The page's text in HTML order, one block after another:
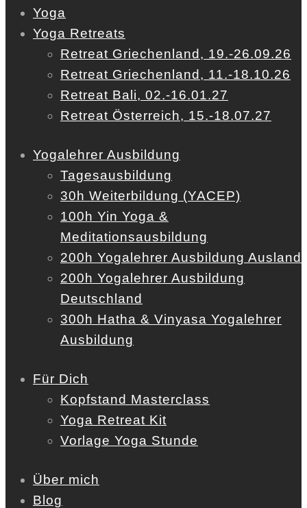
Yoga
Yoga Retreats
Retreat Griechenland, 19.-26.09.26
Retreat Griechenland, 11.-18.10.26
Retreat Bali, 02.-16.01.27
Retreat Österreich, 15.-18.07.27
Yogalehrer Ausbildung
Tagesausbildung
30h Weiterbildung (YACEP)
100h Yin Yoga &
Meditationsausbildung
200h Yogalehrer Ausbildung Ausland
200h Yogalehrer Ausbildung
Deutschland
300h Hatha & Vinyasa Yogalehrer
Ausbildung
Für Dich
Kopfstand Masterclass
Yoga Retreat Kit
Vorlage Yoga Stunde
Über mich
Blog